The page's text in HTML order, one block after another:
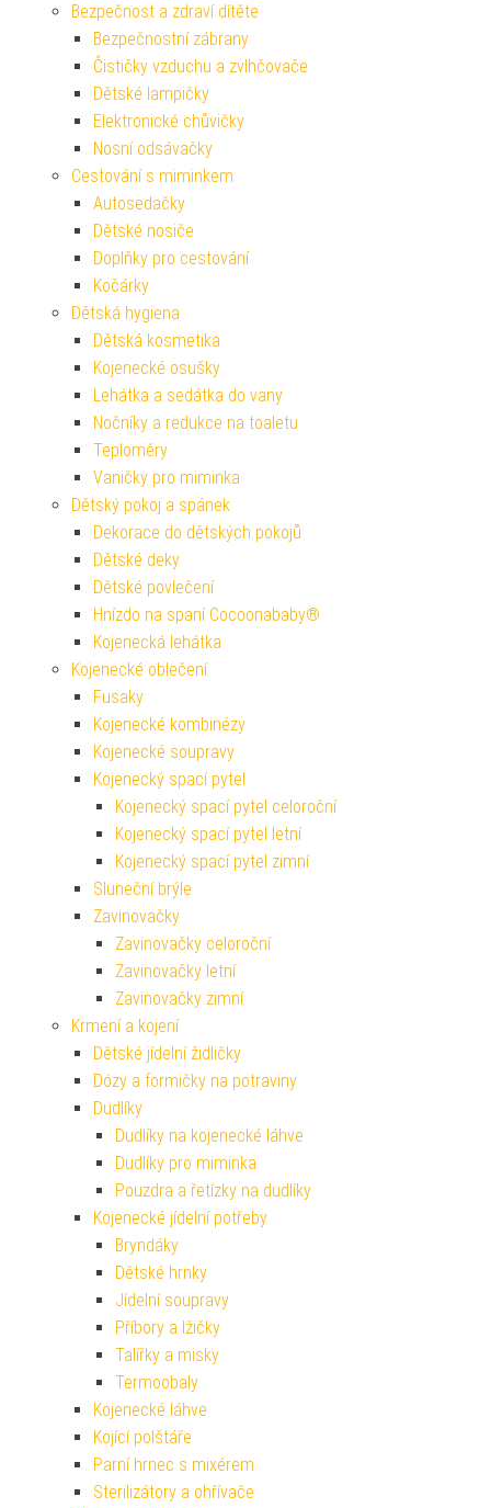
Bezpečnost a zdraví dítěte
Bezpečnostní zábrany
Čističky vzduchu a zvlhčovače
Dětské lampičky
Elektronické chůvičky
Nosní odsávačky
Cestování s miminkem
Autosedačky
Dětské nosiče
Doplňky pro cestování
Kočárky
Dětská hygiena
Dětská kosmetika
Kojenecké osušky
Lehátka a sedátka do vany
Nočníky a redukce na toaletu
Teploměry
Vaničky pro miminka
Dětský pokoj a spánek
Dekorace do dětských pokojů
Dětské deky
Dětské povlečení
Hnízdo na spaní Cocoonababy®
Kojenecká lehátka
Kojenecké oblečení
Fusaky
Kojenecké kombinézy
Kojenecké soupravy
Kojenecký spací pytel
Kojenecký spací pytel celoroční
Kojenecký spací pytel letní
Kojenecký spací pytel zimní
Sluneční brýle
Zavinovačky
Zavinovačky celoroční
Zavinovačky letní
Zavinovačky zimní
Krmení a kojení
Dětské jídelní židličky
Dózy a formičky na potraviny
Dudlíky
Dudlíky na kojenecké láhve
Dudlíky pro miminka
Pouzdra a řetízky na dudlíky
Kojenecké jídelní potřeby
Bryndáky
Dětské hrnky
Jídelní soupravy
Příbory a lžičky
Talířky a misky
Termoobaly
Kojenecké láhve
Kojící polštáře
Parní hrnec s mixérem
Sterilizátory a ohřívače